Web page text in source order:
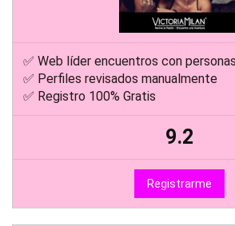
✅ Web líder encuentros con
✅ Perfiles revisados manualmente
✅ Registro 100% Gratis
9.2
Registrarme